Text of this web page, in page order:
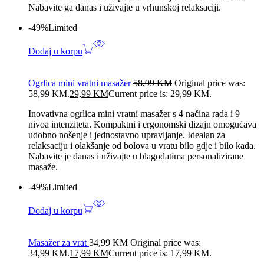
Nabavite ga danas i uživajte u vrhunskoj relaksaciji.
-49%Limited
Dodaj u korpu
Ogrlica mini vratni masažer58,99KM Original price was:
58,99 KM.29,99 KMCurrent price is: 29,99 KM.
Inovativna ogrlica mini vratni masažer s 4 načina rada i 9
nivoa intenziteta. Kompaktni i ergonomski dizajn omogućava
udobno nošenje i jednostavno upravljanje. Idealan za
relaksaciju i olakšanje od bolova u vratu bilo gdje i bilo kada.
Nabavite je danas i uživajte u blagodatima personalizirane
masaže.
-49%Limited
Dodaj u korpu
Masažer za vrat 34,99KM Original price was:
34,99 KM.17,99 KMCurrent price is: 17,99 KM.